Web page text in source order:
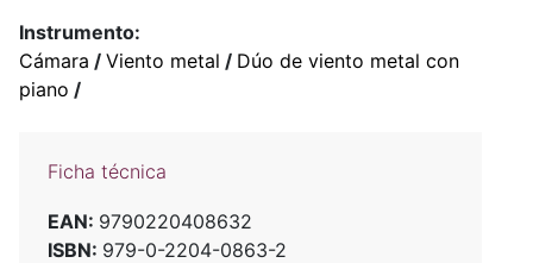
Instrumento:
Cámara / Viento metal / Dúo de viento metal con
piano /
Ficha técnica
EAN: 9790220408632
ISBN: 979-0-2204-0863-2